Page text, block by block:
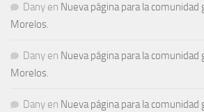
Dany en Nueva página para la comunidad
Morelos.
Dany en Nueva página para la comunidad
Morelos.
Dany en Nueva página para la comunidad